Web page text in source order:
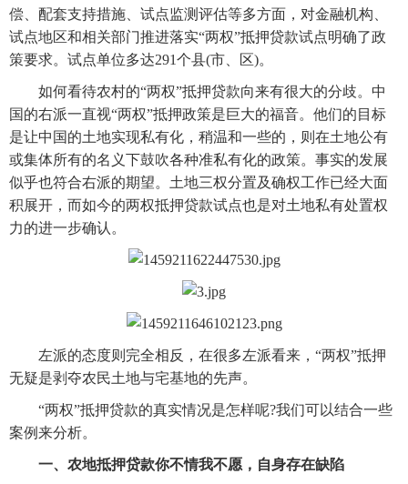
偿、配套支持措施、试点监测评估等多方面，对金融机构、
试点地区和相关部门推进落实“两权”抵押贷款试点明确了政
策要求。试点单位多达291个县(市、区)。
如何看待农村的“两权”抵押贷款向来有很大的分歧。中
国的右派一直视“两权”抵押政策是巨大的福音。他们的目标
是让中国的土地实现私有化，稍温和一些的，则在土地公有
或集体所有的名义下鼓吹各种准私有化的政策。事实的发展
似乎也符合右派的期望。土地三权分置及确权工作已经大面
积展开，而如今的两权抵押贷款试点也是对土地私有处置权
力的进一步确认。
左派的态度则完全相反，在很多左派看来，“两权”抵押
无疑是剥夺农民土地与宅基地的先声。
“两权”抵押贷款的真实情况是怎样呢?我们可以结合一些
案例来分析。
一、农地抵押贷款你不情我不愿，自身存在缺陷